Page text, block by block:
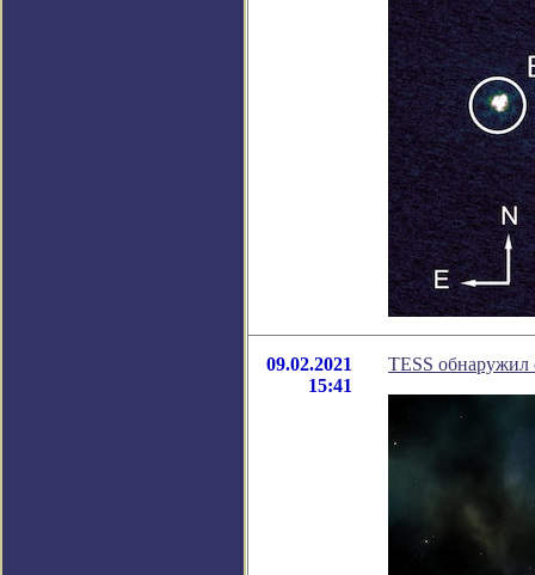
09.02.2021
15:41
TESS обнаружил